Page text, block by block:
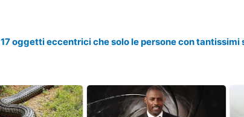
17 oggetti eccentrici che solo le persone con tantissimi